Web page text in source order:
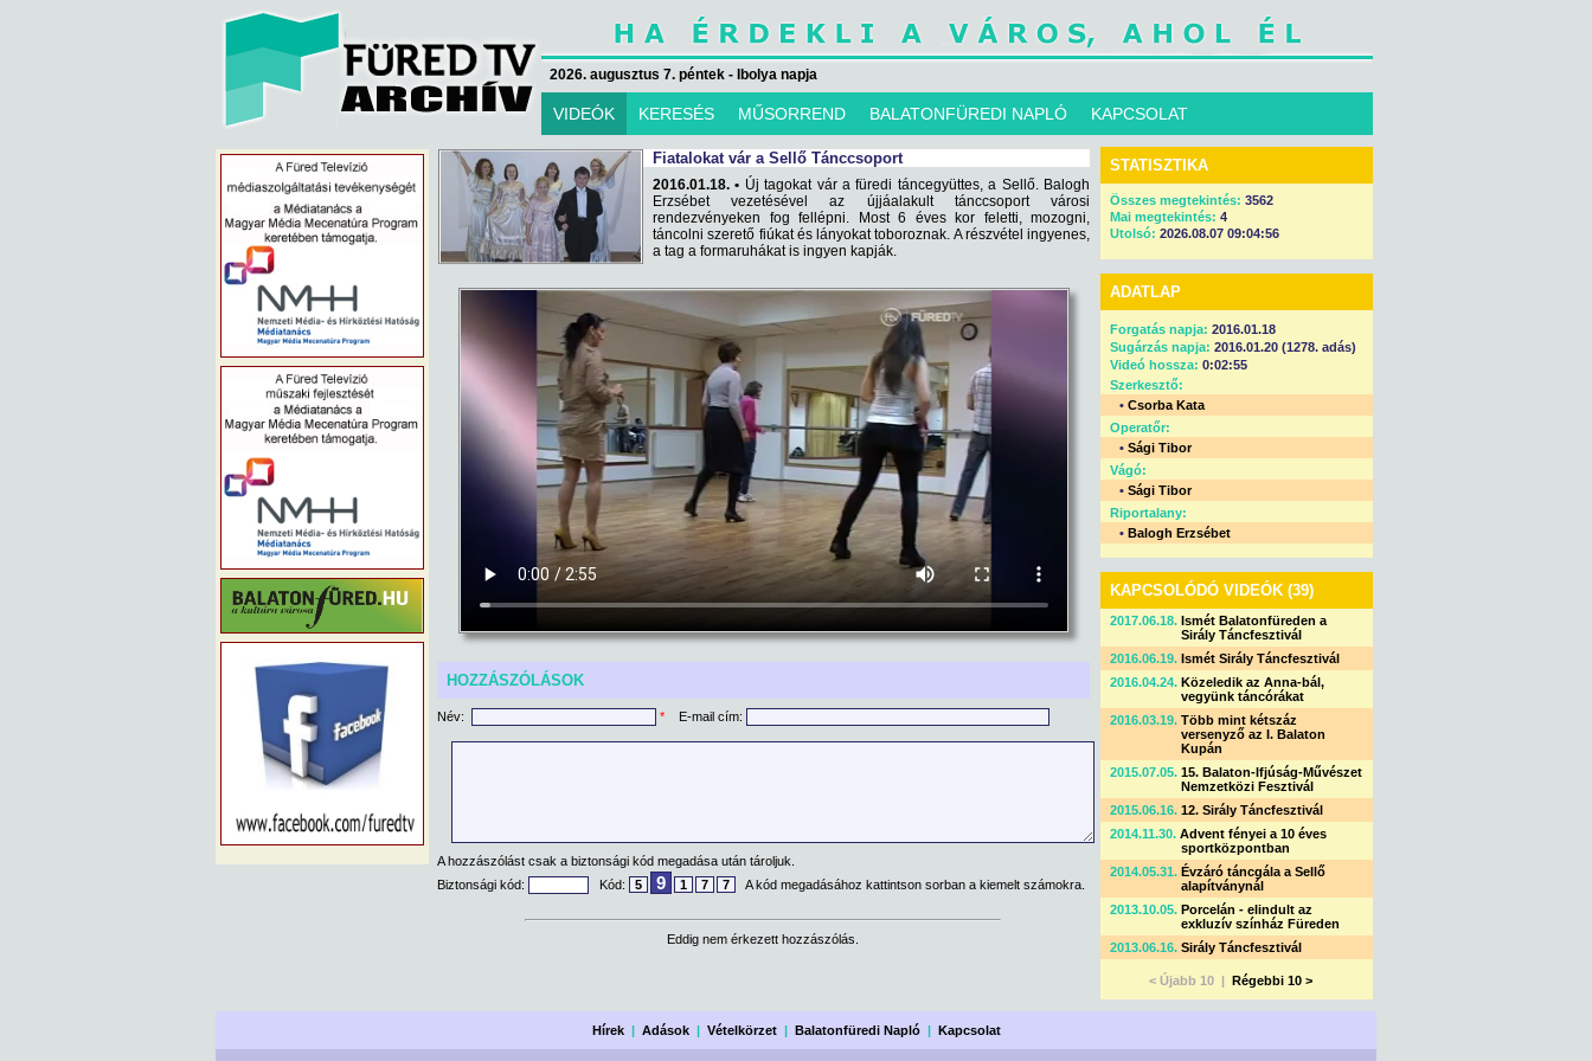
2026. augusztus 7. péntek - Ibolya napja
VIDEÓK KERESÉS MŰSORREND BALATONFÜREDI NAPLÓ KAPCSOLAT
Fiatalokat vár a Sellő Tánccsoport
2016.01.18. • Új tagokat vár a füredi táncegyüttes, a Sellő. Balogh
Erzsébet vezetésével az újjáalakult tánccsoport városi
rendezvényeken fog fellépni. Most 6 éves kor feletti, mozogni,
táncolni szerető fiúkat és lányokat toboroznak. A részvétel ingyenes,
a tag a formaruhákat is ingyen kapják.
HOZZÁSZÓLÁSOK
Név: * E-mail cím:
A hozzászólást csak a biztonsági kód megadása után tároljuk.
Biztonsági kód:
Kód: 5 9 1 7 7 A kód megadásához kattintson sorban a kiemelt számokra.
Eddig nem érkezett hozzászólás.
STATISZTIKA
Összes megtekintés: 3562
Mai megtekintés: 4
Utolsó: 2026.08.07 09:04:56
ADATLAP
Forgatás napja: 2016.01.18
Sugárzás napja: 2016.01.20 (1278. adás)
Videó hossza: 0:02:55
Szerkesztő:
• Csorba Kata
Operatőr:
• Sági Tibor
Vágó:
• Sági Tibor
Riportalany:
• Balogh Erzsébet
KAPCSOLÓDÓ VIDEÓK (39)
2017.06.18. Ismét Balatonfüreden a
Sirály Táncfesztivál
2016.06.19. Ismét Sirály Táncfesztivál
2016.04.24. Közeledik az Anna-bál,
vegyünk táncórákat
2016.03.19. Több mint kétszáz
versenyző az I. Balaton
Kupán
2015.07.05. 15. Balaton-Ifjúság-Művészet
Nemzetközi Fesztivál
2015.06.16. 12. Sirály Táncfesztivál
2014.11.30. Advent fényei a 10 éves
sportközpontban
2014.05.31. Évzáró táncgála a Sellő
alapítványnál
2013.10.05. Porcelán - elindult az
exkluzív színház Füreden
2013.06.16. Sirály Táncfesztivál
< Újabb 10 | Régebbi 10 >
Hírek| Adások| Vételkörzet| Balatonfüredi Napló| Kapcsolat